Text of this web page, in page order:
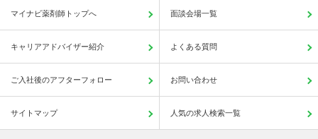
マイナビ薬剤師トップへ 面談会場一覧
キャリアアドバイザー紹介 よくある質問
ご入社後のアフターフォロー お問い合わせ
サイトマップ 人気の求人検索一覧